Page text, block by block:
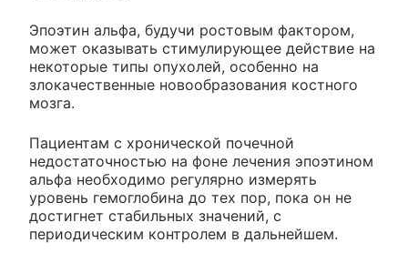
Эпоэтин альфа, будучи ростовым фактором,
может оказывать стимулирующее действие на
некоторые типы опухолей, особенно на
злокачественные новообразования костного
мозга.
Пациентам с хронической почечной
недостаточностью на фоне лечения эпоэтином
альфа необходимо регулярно измерять
уровень гемоглобина до тех пор, пока он не
достигнет стабильных значений, с
периодическим контролем в дальнейшем.